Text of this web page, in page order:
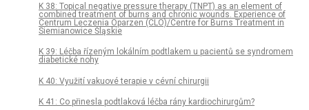
K 38: Topical negative pressure therapy (TNPT) as an element of
combined treatment of burns and chronic wounds. Experience of
Centrum Leczenia Oparzen (CLO)/Centre for Burns Treatment in
Siemianowice Śląskie
K 39: Léčba řízeným lokálním podtlakem u pacientů se syndromem
diabetické nohy
K 40: Využití vakuové terapie v cévní chirurgii
K 41: Co přinesla podtlaková léčba rány kardiochirurgům?